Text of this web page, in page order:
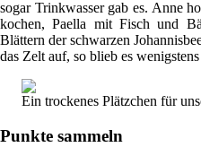
sogar Trinkwasser gab es. Anne
kochen, Paella mit Fisch und
Blättern der schwarzen
das Zelt auf, so blieb es
Ein trockenes Plätzchen für
Punkte sammeln